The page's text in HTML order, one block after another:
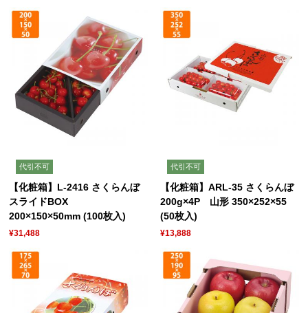
代引不可
【化粧箱】L-2416 さくらんぼ
スライドBOX
200×150×50mm (100枚入)
¥31,488
代引不可
【化粧箱】ARL-35 さくらんぼ
200g×4P 山形 350×252×55
(50枚入)
¥13,888